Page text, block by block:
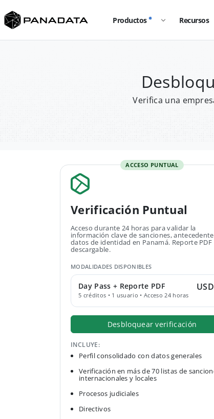
Productos Recursos
Verifica una
ACCESO PUNTUAL
Verificación Puntual
Acceso durante 24 horas para validar la
información clave de sanciones,
datos de identidad en Panamá. Reporte PDF
descargable.
MODALIDADES DISPONIBLES
Day Pass + Reporte PDF
5 créditos • 1 usuario • Acceso 24 horas
Desbloquear verificación
INCLUYE:
Perfil consolidado con datos generales
Verificación en más de 70 listas de
internacionales y locales
Procesos judiciales
Directivos